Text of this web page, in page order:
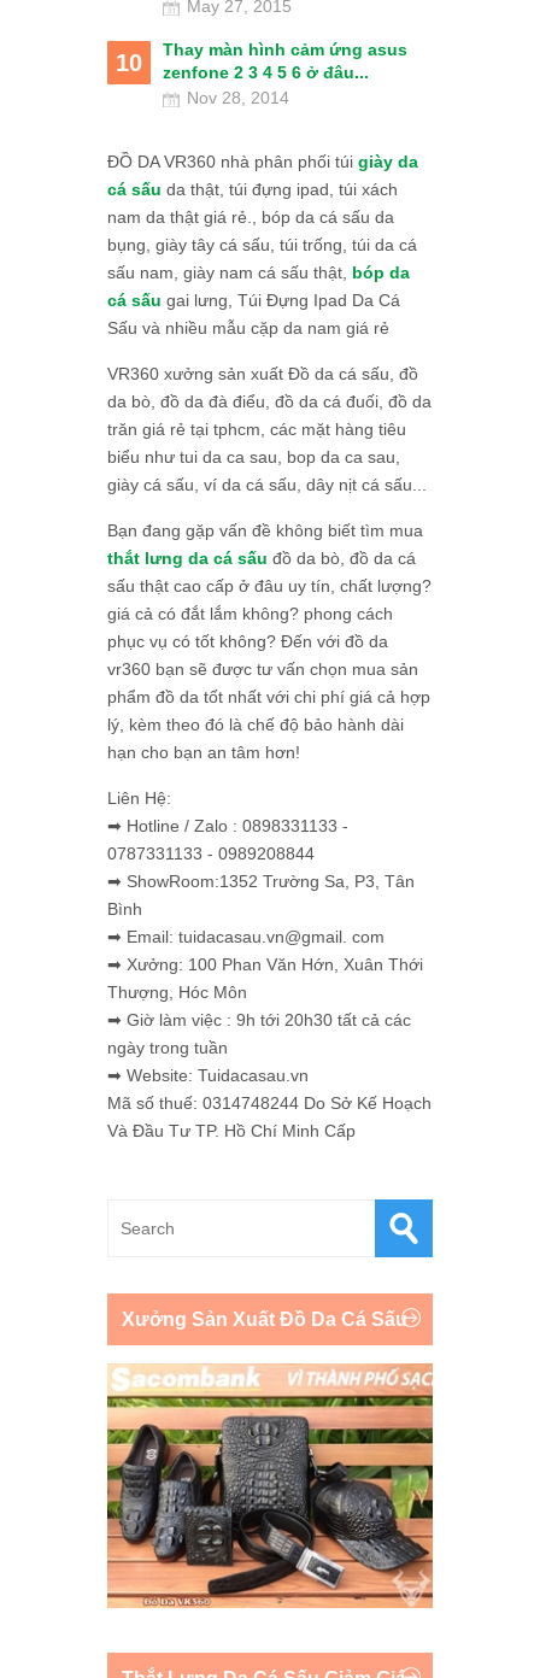
May 27, 2015
10
Thay màn hình cảm ứng asus
zenfone 2 3 4 5 6 ở đâu...
Nov 28, 2014
ĐỒ DA VR360 nhà phân phối túi giày da
cá sấu da thật, túi đựng ipad, túi xách
nam da thật giá rẻ., bóp da cá sấu da
bụng, giày tây cá sấu, túi trống, túi da cá
sấu nam, giày nam cá sấu thật, bóp da
cá sấu gai lưng, Túi Đựng Ipad Da Cá
Sấu và nhiều mẫu cặp da nam giá rẻ
VR360 xưởng sản xuất Đồ da cá sấu, đồ
da bò, đồ da đà điểu, đồ da cá đuối, đồ da
trăn giá rẻ tại tphcm, các mặt hàng tiêu
biểu như tui da ca sau, bop da ca sau,
giày cá sấu, ví da cá sấu, dây nịt cá sấu...
Bạn đang gặp vấn đề không biết tìm mua
thắt lưng da cá sấu đồ da bò, đồ da cá
sấu thật cao cấp ở đâu uy tín, chất lượng?
giá cả có đắt lắm không? phong cách
phục vụ có tốt không? Đến với đồ da
vr360 bạn sẽ được tư vấn chọn mua sản
phẩm đồ da tốt nhất với chi phí giá cả hợp
lý, kèm theo đó là chế độ bảo hành dài
hạn cho bạn an tâm hơn!
Liên Hệ:
➡ Hotline / Zalo : 0898331133 -
0787331133 - 0989208844
➡ ShowRoom:1352 Trường Sa, P3, Tân
Bình
➡ Email: tuidacasau.vn@gmail. com
➡ Xưởng: 100 Phan Văn Hớn, Xuân Thới
Thượng, Hóc Môn
➡ Giờ làm việc : 9h tới 20h30 tất cả các
ngày trong tuần
➡ Website: Tuidacasau.vn
Mã số thuế: 0314748244 Do Sở Kế Hoạch
Và Đầu Tư TP. Hồ Chí Minh Cấp
Xưởng Sản Xuất Đồ Da Cá Sấu